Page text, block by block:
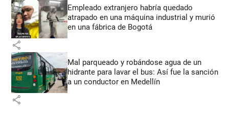
Empleado extranjero habría quedado
atrapado en una máquina industrial y murió
en una fábrica de Bogotá
share
Mal parqueado y robándose agua de un
hidrante para lavar el bus: Así fue la sanción
a un conductor en Medellín
share